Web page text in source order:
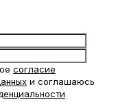
согласие
и соглашаюсь